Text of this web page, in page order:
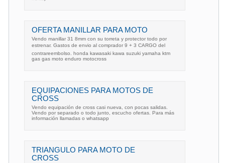
OFERTA MANILLAR PARA MOTO
Vendo manillar 31 8mm con su torreta y protector todo por
estrenar. Gastos de envio al comprador 9 + 3 CARGO del
contrareembolso. honda kawasaki kawa suzuki yamaha ktm
gas gas moto enduro motocross
EQUIPACIONES PARA MOTOS DE
CROSS
Vendo equipación de cross casi nueva, con pocas salidas.
Vendo por separado o todo junto, escucho ofertas. Para más
información llamadas o whatsapp
TRIANGULO PARA MOTO DE
CROSS